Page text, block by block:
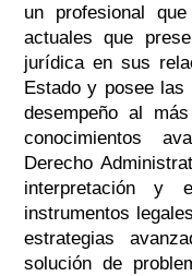
un profesional
actuales que
jurídica en sus
Estado y posee las
desempeño al
conocimientos
Derecho
interpretación y
instrumentos
estrategias
solución de